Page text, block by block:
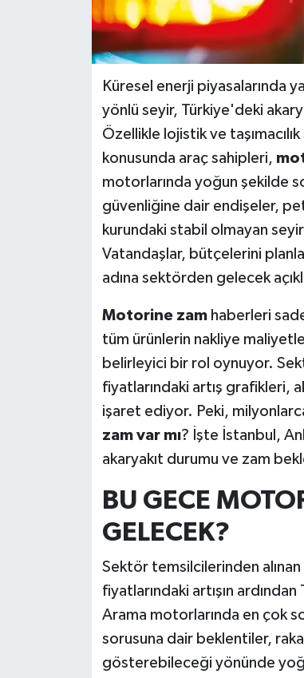
Küresel enerji piyasalarında
yönlü seyir, Türkiye'deki
Özellikle lojistik ve
konusunda araç sahipleri,
motorlarında yoğun şekilde
güvenliğine dair endişeler,
kurundaki stabil olmayan
Vatandaşlar, bütçelerini
adına sektörden gelecek
Motorine zamhaberleri
tüm ürünlerin nakliye
belirleyici bir rol oynuyor.
fiyatlarındaki artış grafikleri,
işaret ediyor. Peki,
zam var mı? İşte İstanbul,
akaryakıt durumu ve zam
BU GECE
GELECEK?
Sektör temsilcilerinden
fiyatlarındaki artışın
Arama motorlarında en çok
sorusuna dair beklentiler,
gösterebileceği yönünde